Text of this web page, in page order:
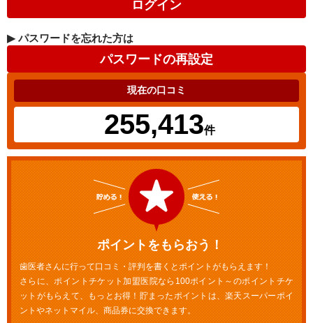
▶ パスワードを忘れた方は
現在の口コミ
255,413件
ポイントをもらおう！
歯医者さんに行って口コミ・評判を書くとポイントがもらえます！
さらに、ポイントチケット加盟医院なら100ポイント～のポイントチケ
ットがもらえて、もっとお得！貯まったポイントは、楽天スーパーポイ
ントやネットマイル、商品券に交換できます。